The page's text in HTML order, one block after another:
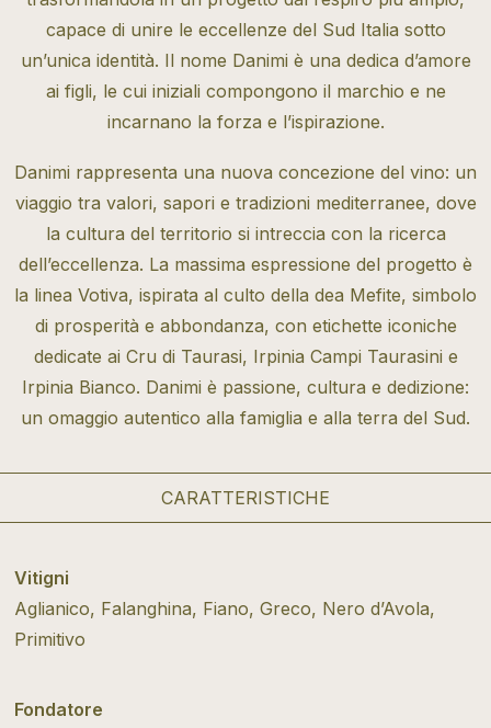
capace di unire le eccellenze del Sud Italia sotto
un’unica identità. Il nome Danimi è una dedica d’amore
ai figli, le cui iniziali compongono il marchio e ne
incarnano la forza e l’ispirazione.
Danimi rappresenta una nuova concezione del vino: un
viaggio tra valori, sapori e tradizioni mediterranee, dove
la cultura del territorio si intreccia con la ricerca
dell’eccellenza. La massima espressione del progetto è
la linea Votiva, ispirata al culto della dea Mefite, simbolo
di prosperità e abbondanza, con etichette iconiche
dedicate ai Cru di Taurasi, Irpinia Campi Taurasini e
Irpinia Bianco. Danimi è passione, cultura e dedizione:
un omaggio autentico alla famiglia e alla terra del Sud.
CARATTERISTICHE
Vitigni
Aglianico, Falanghina, Fiano, Greco, Nero d’Avola,
Primitivo
Fondatore